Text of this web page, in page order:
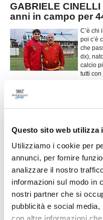
Questo sito web utilizza
Utilizziamo i cookie per
annunci, per fornire
analizzare il nostro
informazioni sul modo in
nostri partner che si
pubblicità e social
con altre informazioni
GABRIELE
anni in campo per
C’è chi
poi c’è
che
dx),
calcio
tutti con
SECONDA H.
ASCOLI PICENO - La Piceno
lascia poco spazio ai commenti:
in classifica che profuma di fuga.
arrivato al termine di una gara
22/03/2026
Dalla Serie C al
Albanesi torna tra i